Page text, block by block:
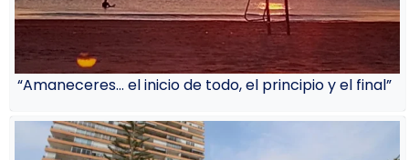
“Amaneceres… el inicio de todo, el principio y el final”